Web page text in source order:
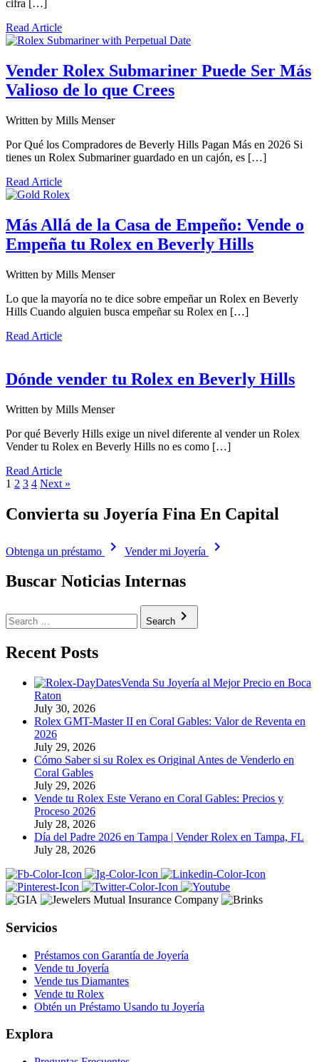
cifra […]
Read Article
Vender Rolex Submariner Puede Ser Más
Valioso de lo que Crees
Written by Mills Menser
Por Qué los Compradores de Beverly Hills Pagan Más en 2026 Si
tienes un Rolex Submariner guardado en un cajón, es […]
Read Article
Más Allá de la Casa de Empeño: Vende o
Empeña tu Rolex en Beverly Hills
Written by Mills Menser
Lo que la mayoría no te dice sobre empeñar un Rolex en Beverly
Hills Cuando alguien busca empeñar su Rolex en […]
Read Article
Dónde vender tu Rolex en Beverly Hills
Written by Mills Menser
Por qué Beverly Hills exige un nivel diferente al vender un Rolex
Vender tu Rolex en Beverly Hills no es como […]
Read Article
1 2 3 4 Next »
Convierta su Joyería Fina En Capital
Obtenga un préstamo navigate_next Vender mi Joyería navigate_next
Buscar Noticias Internas
for:
Search navigate_next
Recent Posts
Venda Su Joyería al Mejor Precio en Boca
Raton
July 30, 2026
Rolex GMT-Master II en Coral Gables: Valor de Reventa en
2026
July 29, 2026
Cómo Saber si su Rolex es Original Antes de Venderlo en
Coral Gables
July 29, 2026
Vende tu Rolex Este Verano en Coral Gables: Precios y
Proceso 2026
July 28, 2026
Día del Padre 2026 en Tampa | Vender Rolex en Tampa, FL
July 28, 2026
Servicios
Préstamos con Garantía de Joyería
Vende tu Joyería
Vende tus Diamantes
Vende tu Rolex
Obtén un Préstamo Usando tu Joyería
Explora